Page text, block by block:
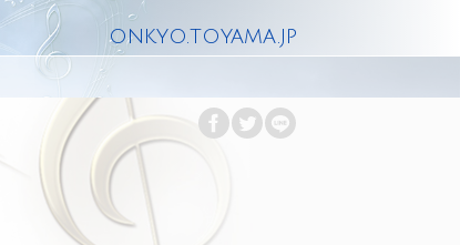
onkyo.toyama.jp